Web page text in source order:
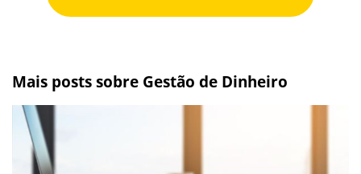
Mais posts sobre Gestão de Dinheiro